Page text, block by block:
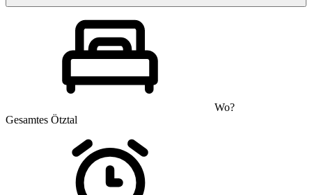
Wo?
Gesamtes Ötztal